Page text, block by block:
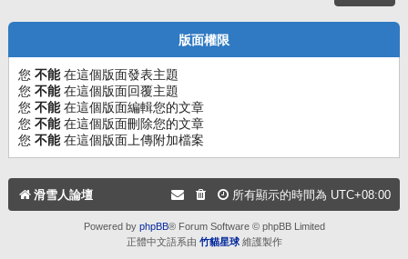
版面權限
您 不能在這個版面發表主題
您 不能在這個版面回覆主題
您 不能在這個版面編輯您的文章
您 不能在這個版面刪除您的文章
您 不能在這個版面上傳附加檔案
滑雪人論壇 所有顯示的時間為 UTC+08:00
Powered by phpBB® Forum Software © phpBB Limited
正體中文語系由 竹貓星球維護製作